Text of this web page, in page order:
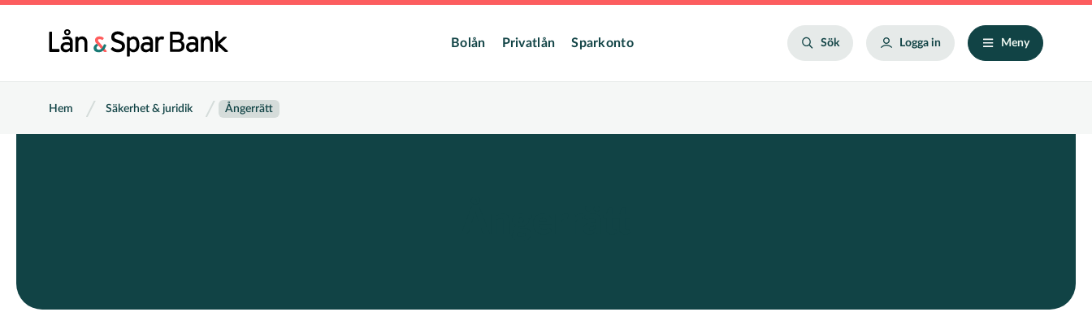
Hoppa
huvudinnehåll
Bolån Privatlån Sparkonto
Search
Sök
Logga in Meny
Länkstig
Hem Säkerhet & juridik Ångerrätt